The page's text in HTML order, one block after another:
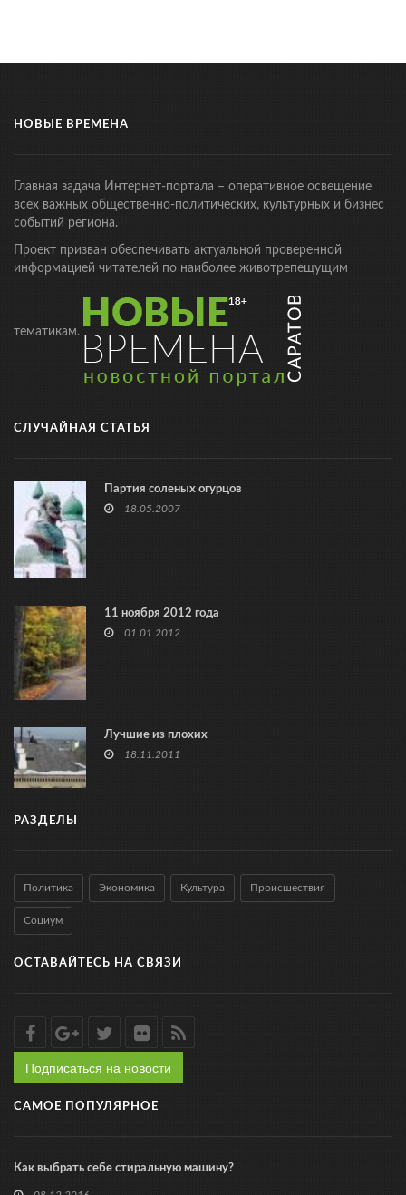
НОВЫЕ ВРЕМЕНА
Главная задача Интернет-портала – оперативное освещение
всех важных общественно-политических, культурных и бизнес
событий региона.
Проект призван обеспечивать актуальной проверенной
информацией читателей по наиболее животрепещущим
тематикам.
СЛУЧАЙНАЯ СТАТЬЯ
Партия соленых огурцов
18.05.2007
11 ноября 2012 года
01.01.2012
Лучшие из плохих
18.11.2011
РАЗДЕЛЫ
Политика Экономика Культура Происшествия
Социум
ОСТАВАЙТЕСЬ НА СВЯЗИ
Подписаться на новости
САМОЕ ПОПУЛЯРНОЕ
Как выбрать себе стиральную машину?